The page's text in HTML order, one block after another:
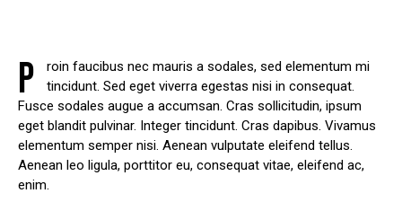
P
roin faucibus nec mauris a sodales, sed elementum mi
tincidunt. Sed eget viverra egestas nisi in consequat.
Fusce sodales augue a accumsan. Cras sollicitudin, ipsum
eget blandit pulvinar. Integer tincidunt. Cras dapibus. Vivamus
elementum semper nisi. Aenean vulputate eleifend tellus.
Aenean leo ligula, porttitor eu, consequat vitae, eleifend ac,
enim.